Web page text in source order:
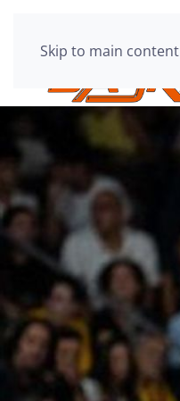
Skip to main content